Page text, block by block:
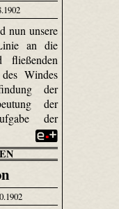
nun unsere
an die
fließenden
Windes
der
der
der